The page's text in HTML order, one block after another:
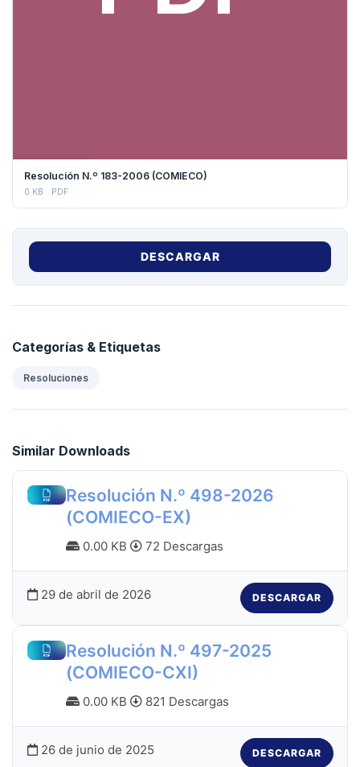
Resolución N.º 183-2006 (COMIECO)
0 KB PDF
DESCARGAR
Categorías & Etiquetas
Resoluciones
Similar Downloads
Resolución N.º 498-2026
(COMIECO-EX)
0.00 KB 72 Descargas
29 de abril de 2026 DESCARGAR
Resolución N.º 497-2025
(COMIECO-CXI)
0.00 KB 821 Descargas
26 de junio de 2025 DESCARGAR